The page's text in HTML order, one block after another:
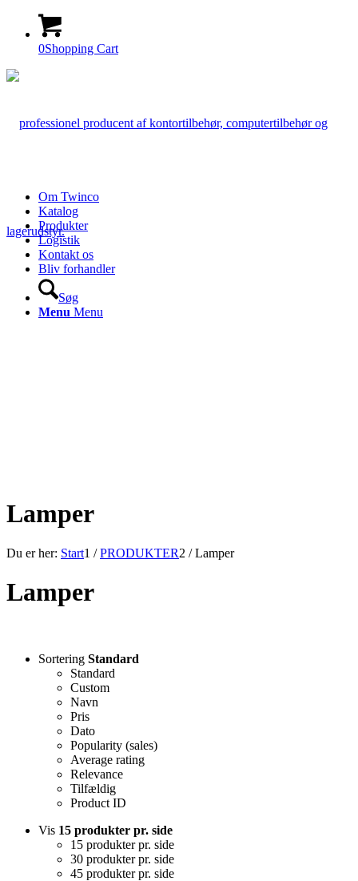
0Shopping Cart
Om Twinco
Katalog
Produkter
Logistik
Kontakt os
Bliv forhandler
Søg
Menu Menu
Lamper
Du er her: Start1 / PRODUKTER2 / Lamper
Lamper
Sortering Standard
Standard
Custom
Navn
Pris
Dato
Popularity (sales)
Average rating
Relevance
Tilfældig
Product ID
Vis 15 produkter pr. side
15 produkter pr. side
30 produkter pr. side
45 produkter pr. side